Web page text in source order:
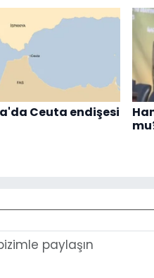
Ceuta endişesi